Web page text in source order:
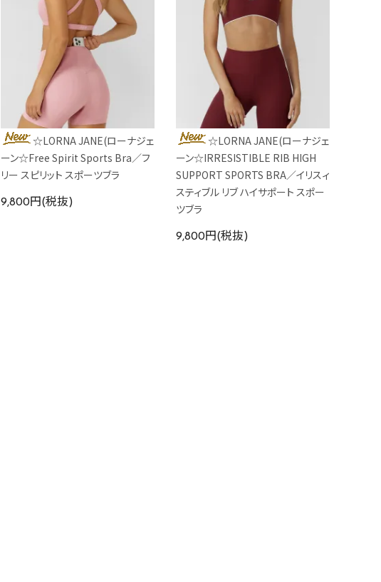
☆LORNA JANE(ローナジェ
ーン☆Free Spirit Sports Bra／フ
リー スピリット スポーツブラ
9,800円(税抜)
☆LORNA JANE(ローナジェ
ーン☆IRRESISTIBLE RIB HIGH
SUPPORT SPORTS BRA／イリスィ
スティブル リブ ハイサポート スポー
ツブラ
9,800円(税抜)